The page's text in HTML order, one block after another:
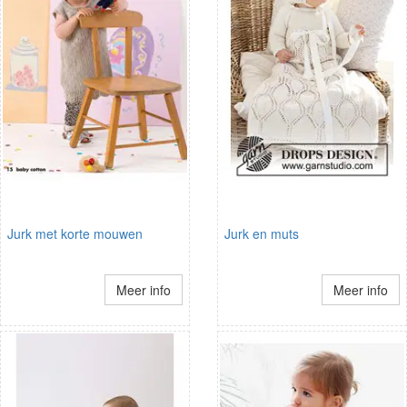
Jurk met korte mouwen
Meer info
Jurk en muts
Meer info